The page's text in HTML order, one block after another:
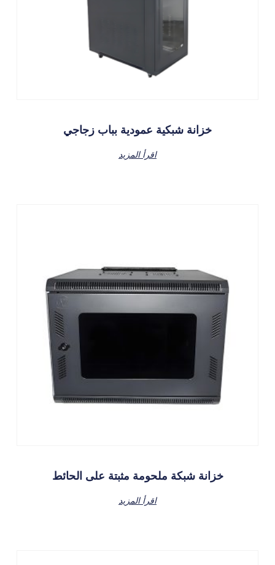
خزانة شبكية عمودية بباب زجاجي
اقرأ المزيد
خزانة شبكة ملحومة مثبتة على الحائط
اقرأ المزيد